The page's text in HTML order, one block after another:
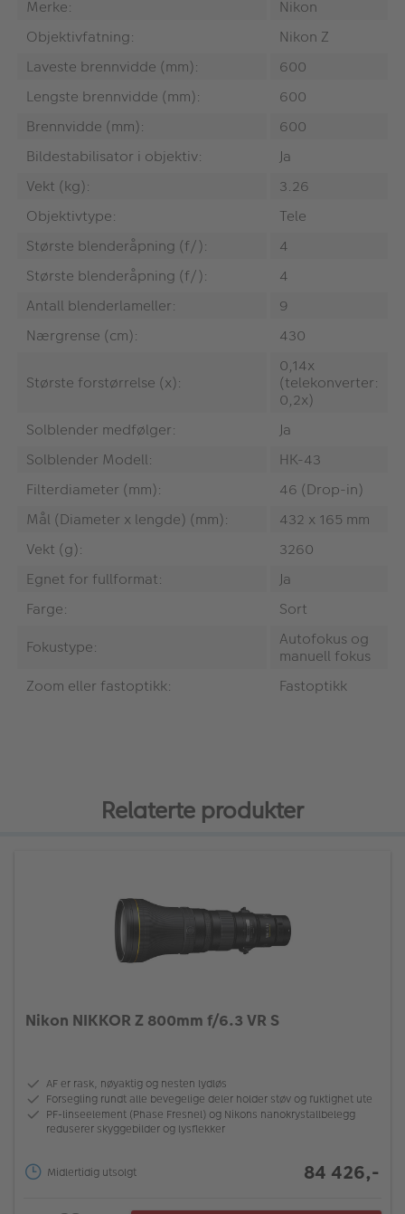
Merke:
Nikon
Objektivfatning:
Nikon Z
Laveste brennvidde (mm):
600
Lengste brennvidde (mm):
600
Brennvidde (mm):
600
Bildestabilisator i objektiv:
Ja
Vekt (kg):
3.26
Objektivtype:
Tele
Største blenderåpning (f/):
4
Største blenderåpning (f/):
4
Antall blenderlameller:
9
Nærgrense (cm):
430
Største forstørrelse (x):
0,14x
(telekonverter:
0,2x)
Solblender medfølger:
Ja
Solblender Modell:
HK-43
Filterdiameter (mm):
46 (Drop-in)
Mål (Diameter x lengde) (mm):
432 x 165 mm
Vekt (g):
3260
Egnet for fullformat:
Ja
Farge:
Sort
Fokustype:
Autofokus og
manuell fokus
Zoom eller fastoptikk:
Fastoptikk
Relaterte produkter
Nikon NIKKOR Z 800mm f/6.3 VR S
AF er rask, nøyaktig og nesten lydløs
Forsegling rundt alle bevegelige deler holder støv og fuktighet ute
PF-linseelement (Phase Fresnel) og Nikons nanokrystallbelegg
reduserer skyggebilder og lysflekker
Midlertidig utsolgt 84 426,-